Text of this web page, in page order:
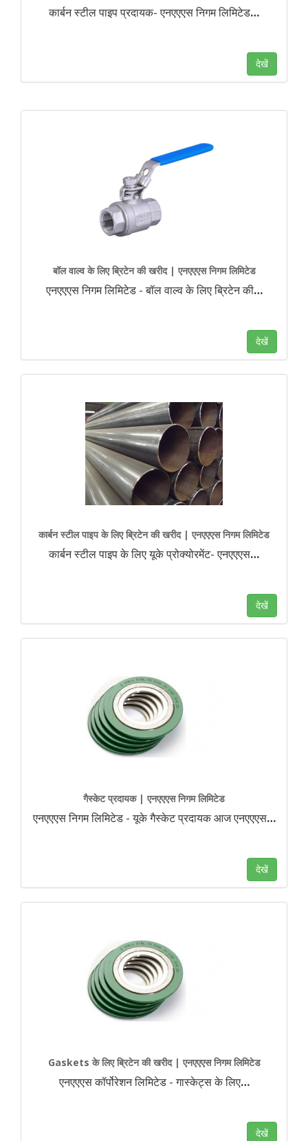
कार्बन स्टील पाइप प्रदायक- एनएएएस निगम लिमिटेड…
देखें
बॉल वाल्व के लिए ब्रिटेन की खरीद | एनएएएस निगम लिमिटेड
एनएएएस निगम लिमिटेड - बॉल वाल्व के लिए ब्रिटेन की…
देखें
कार्बन स्टील पाइप के लिए ब्रिटेन की खरीद | एनएएएस निगम लिमिटेड
कार्बन स्टील पाइप के लिए यूके प्रोक्योरमेंट- एनएएएस…
देखें
गैस्केट प्रदायक | एनएएएस निगम लिमिटेड
एनएएएस निगम लिमिटेड - यूके गैस्केट प्रदायक आज एनएएएस…
देखें
Gaskets के लिए ब्रिटेन की खरीद | एनएएएस निगम लिमिटेड
एनएएएस कॉर्पोरेशन लिमिटेड - गास्केट्स के लिए…
देखें